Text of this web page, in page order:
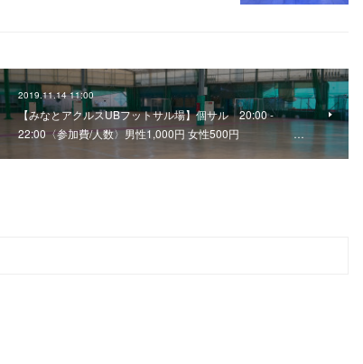
2019.11.14 11:00
【みなとアクルスUBフットサル場】個サル 20:00 -
22:00〈参加費/人数〉男性1,000円 女性500円 …